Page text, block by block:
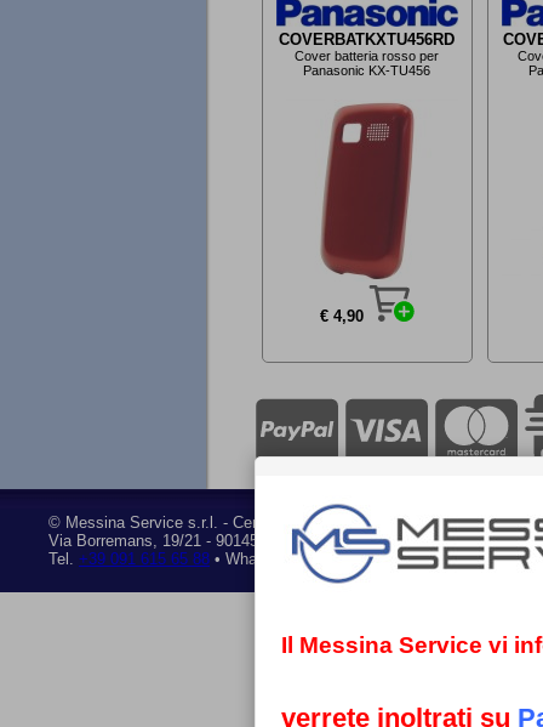
Il Messina Service vi
verrete inoltrati su
COVERBATKXTU456RD
Cover batteria rosso per
Panasonic KX-TU456
€ 4,90
© Messina Service s.r.l. - Centro assistenza tecnica autorizzato • P.I.
Via Borremans, 19/21 - 90145 Palermo
Tel. +39 091 615 65 88 • Whatsapp+39 351 841 28 95• Mail: